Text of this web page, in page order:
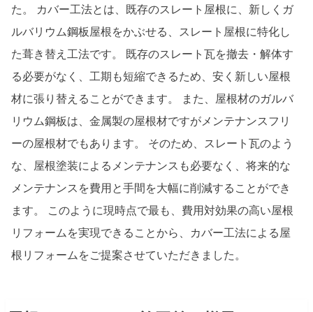
た。 カバー工法とは、既存のスレート屋根に、新しくガ
ルバリウム鋼板屋根をかぶせる、スレート屋根に特化し
た葺き替え工法です。 既存のスレート瓦を撤去・解体す
る必要がなく、工期も短縮できるため、安く新しい屋根
材に張り替えることができます。 また、屋根材のガルバ
リウム鋼板は、金属製の屋根材ですがメンテナンスフリ
ーの屋根材でもあります。 そのため、スレート瓦のよう
な、屋根塗装によるメンテナンスも必要なく、将来的な
メンテナンスを費用と手間を大幅に削減することができ
ます。 このように現時点で最も、費用対効果の高い屋根
リフォームを実現できることから、カバー工法による屋
根リフォームをご提案させていただきました。